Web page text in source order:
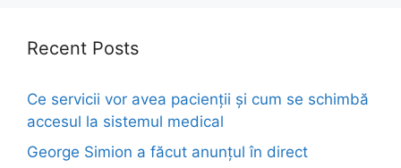
Recent Posts
Ce servicii vor avea pacienții și cum se schimbă
accesul la sistemul medical
George Simion a făcut anunțul în direct